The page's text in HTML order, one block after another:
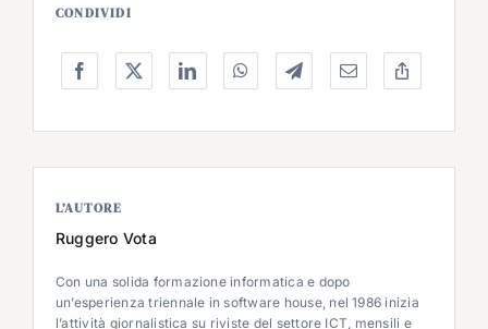
CONDIVIDI
L’AUTORE
Ruggero Vota
Con una solida formazione informatica e dopo
un’esperienza triennale in software house, nel 1986 inizia
l’attività giornalistica su riviste del settore ICT, mensili e